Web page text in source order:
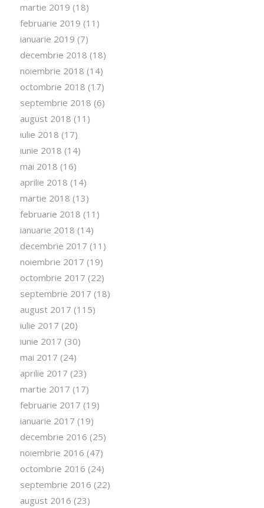
martie 2019 (18)
februarie 2019 (11)
ianuarie 2019 (7)
decembrie 2018 (18)
noiembrie 2018 (14)
octombrie 2018 (17)
septembrie 2018 (6)
august 2018 (11)
iulie 2018 (17)
iunie 2018 (14)
mai 2018 (16)
aprilie 2018 (14)
martie 2018 (13)
februarie 2018 (11)
ianuarie 2018 (14)
decembrie 2017 (11)
noiembrie 2017 (19)
octombrie 2017 (22)
septembrie 2017 (18)
august 2017 (115)
iulie 2017 (20)
iunie 2017 (30)
mai 2017 (24)
aprilie 2017 (23)
martie 2017 (17)
februarie 2017 (19)
ianuarie 2017 (19)
decembrie 2016 (25)
noiembrie 2016 (47)
octombrie 2016 (24)
septembrie 2016 (22)
august 2016 (23)